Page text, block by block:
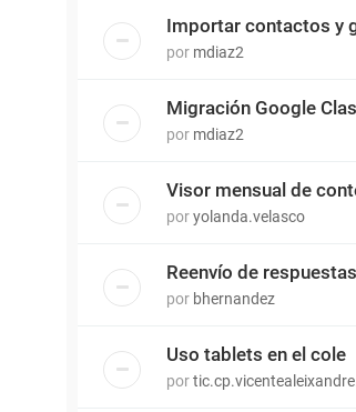
Importar contactos y
por mdiaz2
Migración Google
por mdiaz2
Visor mensual de
poryolanda.velasco
Reenvío de
por bhernandez
Uso tablets en el cole
por